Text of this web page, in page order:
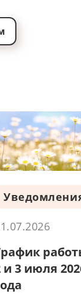
и 3 июля